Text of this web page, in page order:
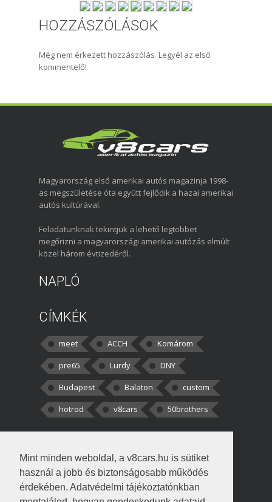
Mint minden weboldal, a v8cars.hu is sütiket
használ a jobb és biztonságosabb működés
érdekében. Adatvédelmi tájékoztatónkban
HOZZÁSZÓLÁSOK
Még nem érkezett hozzászólás. Legyél az első
kommentelő!
Magyarország első amerikai autós magazinja 1998-
as megszületése óta együtt fejlődik a hazai amerikai
autós kultúrával.
Feladatunknak tekintjük a lehető legtöbbet
megőrizni a magyarországi amerikai autózás elmúlt
közel három évtizedéről.
NAPLÓ
CÍMKÉK
meet ACCH
Komárom
pre65
Lurdy
DNY
Budapest
Balaton
custom
hotrod
v8cars 50brothers
kortisz:Elszúrtam! Én csak két
darabbaal számoltam. Nem tudtam, hogy fél autót,